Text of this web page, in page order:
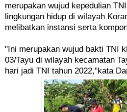
merupakan wujud kepedulian
lingkungan hidup di wilayah
melibatkan instansi serta
"Ini merupakan wujud bakti TNI
03/Tayu di wilayah kecamatan
hari jadi TNI tahun 2022,"kata